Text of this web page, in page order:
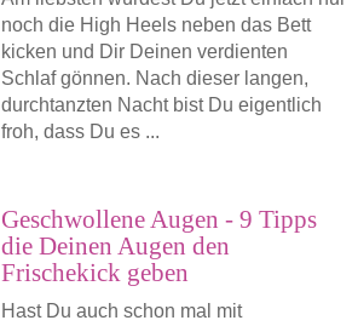
noch die High Heels neben das Bett
kicken und Dir Deinen verdienten
Schlaf gönnen. Nach dieser langen,
durchtanzten Nacht bist Du eigentlich
froh, dass Du es ...
Geschwollene Augen - 9 Tipps
die Deinen Augen den
Frischekick geben
Hast Du auch schon mal mit